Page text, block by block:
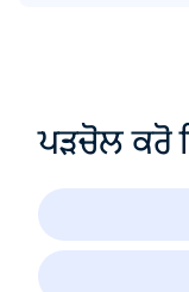
ਪੜਚੋਲ ਕਰੋ